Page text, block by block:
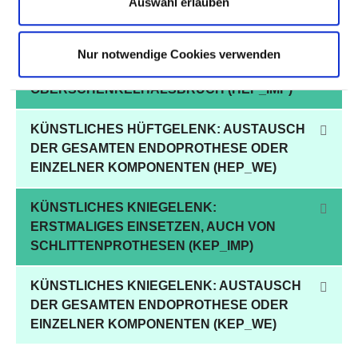
Nur notwendige Cookies verwenden
KÜNSTLICHES HÜFTGELENK:
OBERSCHENKELHALSBRUCH (HEP_IMP)
KÜNSTLICHES HÜFTGELENK: AUSTAUSCH
DER GESAMTEN ENDOPROTHESE ODER
EINZELNER KOMPONENTEN (HEP_WE)
KÜNSTLICHES KNIEGELENK:
ERSTMALIGES EINSETZEN, AUCH VON
SCHLITTENPROTHESEN (KEP_IMP)
KÜNSTLICHES KNIEGELENK: AUSTAUSCH
DER GESAMTEN ENDOPROTHESE ODER
EINZELNER KOMPONENTEN (KEP_WE)